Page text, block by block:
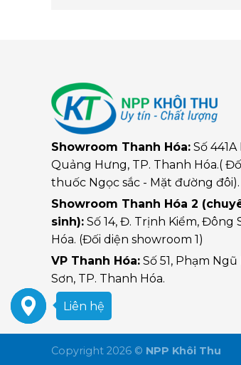
Showroom Thanh Hóa: Số 441A
Quảng Hưng, TP. Thanh Hóa.(
thuốc Ngọc sắc - Mặt đường đôi).
Showroom Thanh Hóa 2
sinh): Số 14, Đ. Trịnh Kiểm, Đông
Hóa. (Đối diện showroom 1)
VP Thanh Hóa: Số 51, Phạm
Sơn, TP. Thanh Hóa.
Copyright 2026 © NPP Khôi Thu
Liên hệ